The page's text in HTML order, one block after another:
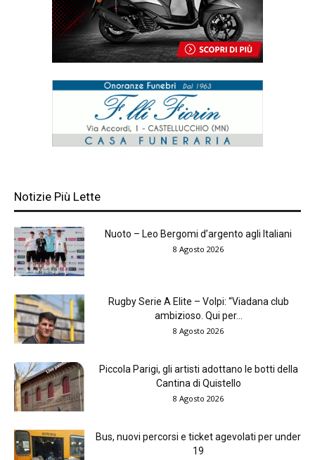
Notizie Più Lette
Nuoto – Leo Bergomi d’argento agli Italiani
8 Agosto 2026
Rugby Serie A Elite – Volpi: “Viadana club
ambizioso. Qui per...
8 Agosto 2026
Piccola Parigi, gli artisti adottano le botti della
Cantina di Quistello
8 Agosto 2026
Bus, nuovi percorsi e ticket agevolati per under
19